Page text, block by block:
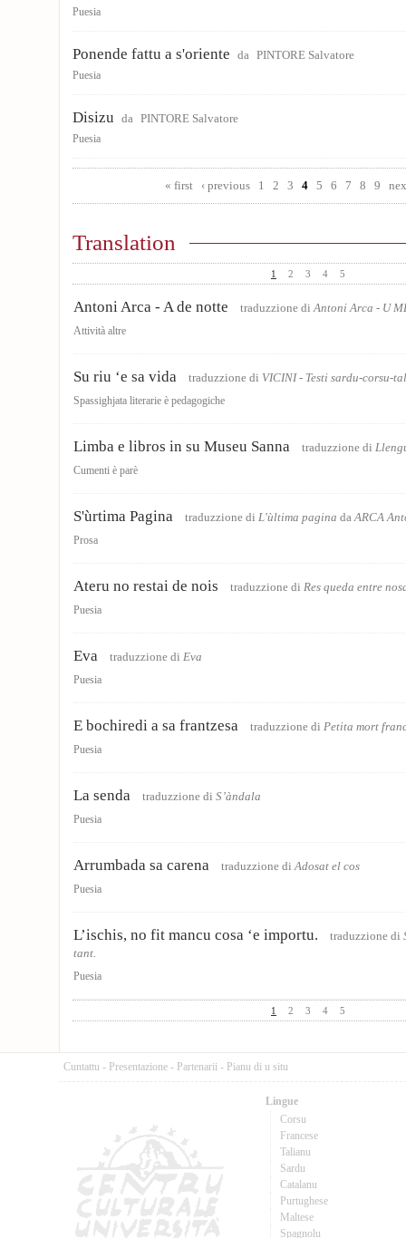
Puesia
Ponende fattu a s'oriente da PINTORE Salvatore
Puesia
Disizu da PINTORE Salvatore
Puesia
« first
‹ previous 1 2 3 4 5 6 7 8 9
Translation
1 2 3 4 5
Antoni Arca - A de notte traduzzione diAntoni Arca - U
Attività altre
Su riu ‘e sa vida traduzzione di VICINI - Testi sardu-corsu-
Spassighjata literarie è pedagogiche
Limba e libros in su Museu Sanna traduzzione di
Cumenti è parè
S'ùrtima Pagina traduzzione di L'ùltima pagina daARCA
Prosa
Ateru no restai de nois traduzzione di Res queda entre
Puesia
Eva traduzzione di Eva
Puesia
E bochiredi a sa frantzesa traduzzione di Petita mort
Puesia
La senda traduzzione di S’àndala
Puesia
Arrumbada sa carena traduzzione diAdosat el cos
Puesia
L’ischis, no fit mancu cosa ‘e importu. traduzzione di
tant.
Puesia
1 2 3 4 5
Cuntattu - Presentazione - Partenarii - Pianu di u situ
Lingue
Corsu
Francese
Talianu
Sardu
Catalanu
Purtughese
Maltese
Spagnolu